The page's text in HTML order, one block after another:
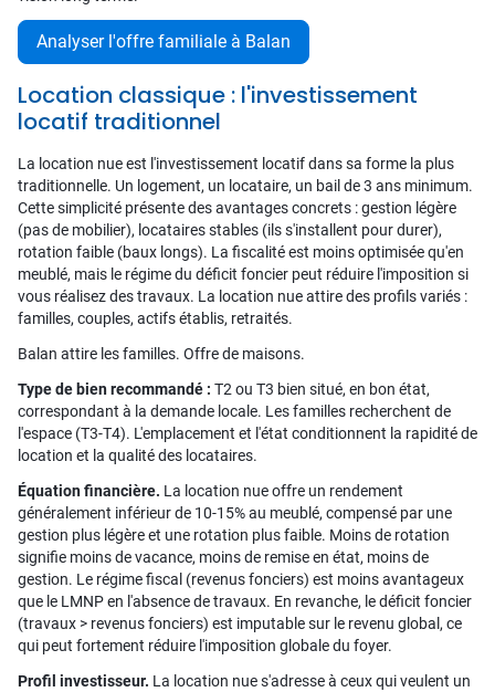
Analyser l'offre familiale à Balan
Location classique : l'investissement
locatif traditionnel
La location nue est l'investissement locatif dans sa forme la plus
traditionnelle. Un logement, un locataire, un bail de 3 ans minimum.
Cette simplicité présente des avantages concrets : gestion légère
(pas de mobilier), locataires stables (ils s'installent pour durer),
rotation faible (baux longs). La fiscalité est moins optimisée qu'en
meublé, mais le régime du déficit foncier peut réduire l'imposition si
vous réalisez des travaux. La location nue attire des profils variés :
familles, couples, actifs établis, retraités.
Balan attire les familles. Offre de maisons.
Type de bien recommandé : T2 ou T3 bien situé, en bon état,
correspondant à la demande locale. Les familles recherchent de
l'espace (T3-T4). L'emplacement et l'état conditionnent la rapidité de
location et la qualité des locataires.
Équation financière. La location nue offre un rendement
généralement inférieur de 10-15% au meublé, compensé par une
gestion plus légère et une rotation plus faible. Moins de rotation
signifie moins de vacance, moins de remise en état, moins de
gestion. Le régime fiscal (revenus fonciers) est moins avantageux
que le LMNP en l'absence de travaux. En revanche, le déficit foncier
(travaux > revenus fonciers) est imputable sur le revenu global, ce
qui peut fortement réduire l'imposition globale du foyer.
Profil investisseur. La location nue s'adresse à ceux qui veulent un